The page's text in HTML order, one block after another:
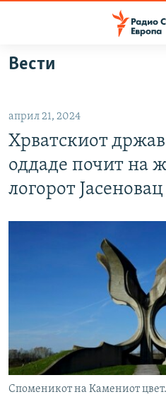
Оди
на
главната
навигација
на
ВИЗУЕЛНО
ВЕСТИ
ШТО ТРЕБА ДА ЗНАЕТЕ
ПРИЈАВИ СЕ ЗА ЊУЗЛЕТЕР
РСЕ веб страници
Вести
април 21, 2024
Хрватскиот
оддаде почит на
логорот Јасеновац
Споменикот на Камениот цвет.